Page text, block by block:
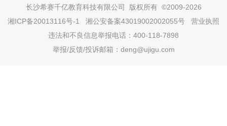
长沙希赛千亿教育科技有限公司
版权所有 ©2009-2026
湘ICP备20013116号-1
湘公安备案43019002002055号
营业执照
违法和不良信息举报电话：400-118-7898
举报/反馈/投诉邮箱：deng@ujigu.com